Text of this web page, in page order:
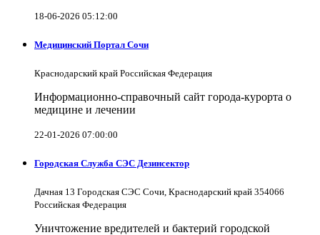
18-06-2026 05:12:00
Медицинский Портал Сочи
Краснодарский край Российская Федерация
Информационно-справочный сайт города-курорта о
медицине и лечении
22-01-2026 07:00:00
Городская Служба СЭС Дезинсектор
Дачная 13 Городская СЭС Сочи, Краснодарский край 354066
Российская Федерация
Уничтожение вредителей и бактерий городской